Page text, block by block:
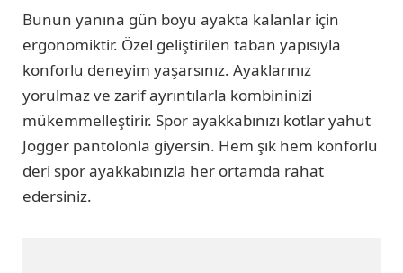
Bunun yanına gün boyu ayakta kalanlar için
ergonomiktir. Özel geliştirilen taban yapısıyla
konforlu deneyim yaşarsınız. Ayaklarınız
yorulmaz ve zarif ayrıntılarla kombininizi
mükemmelleştirir. Spor ayakkabınızı kotlar yahut
Jogger pantolonla giyersin. Hem şık hem konforlu
deri spor ayakkabınızla her ortamda rahat
edersiniz.